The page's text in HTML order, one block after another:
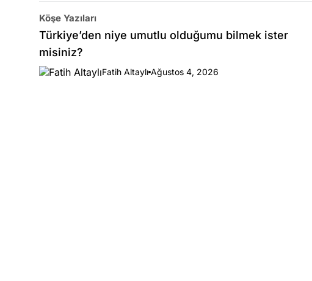
Köşe Yazıları
Türkiye’den niye umutlu olduğumu bilmek ister
misiniz?
Fatih Altaylı Ağustos 4, 2026